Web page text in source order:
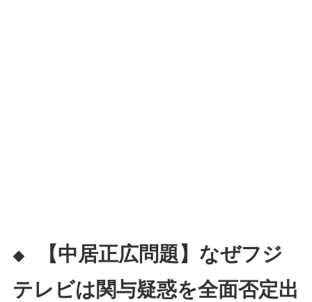
◆
【中居正広問題】なぜフジ
テレビは関与疑惑を全面否定出